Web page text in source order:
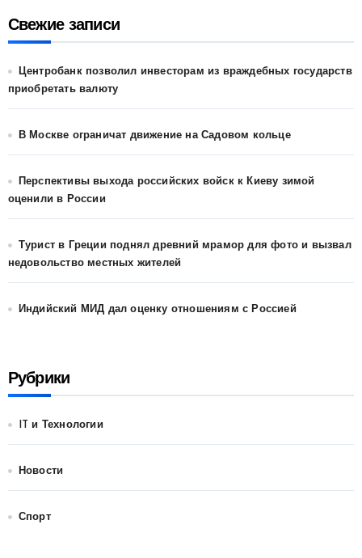
Свежие записи
Центробанк позволил инвесторам из враждебных государств
приобретать валюту
В Москве ограничат движение на Садовом кольце
Перспективы выхода российских войск к Киеву зимой
оценили в России
Турист в Греции поднял древний мрамор для фото и вызвал
недовольство местных жителей
Индийский МИД дал оценку отношениям с Россией
Рубрики
IT и Технологии
Новости
Спорт